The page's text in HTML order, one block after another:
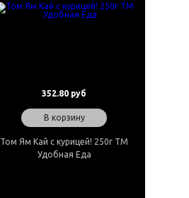
352.80 руб
В корзину
Том Ям Кай с курицей! 250г ТМ
Удобная Еда